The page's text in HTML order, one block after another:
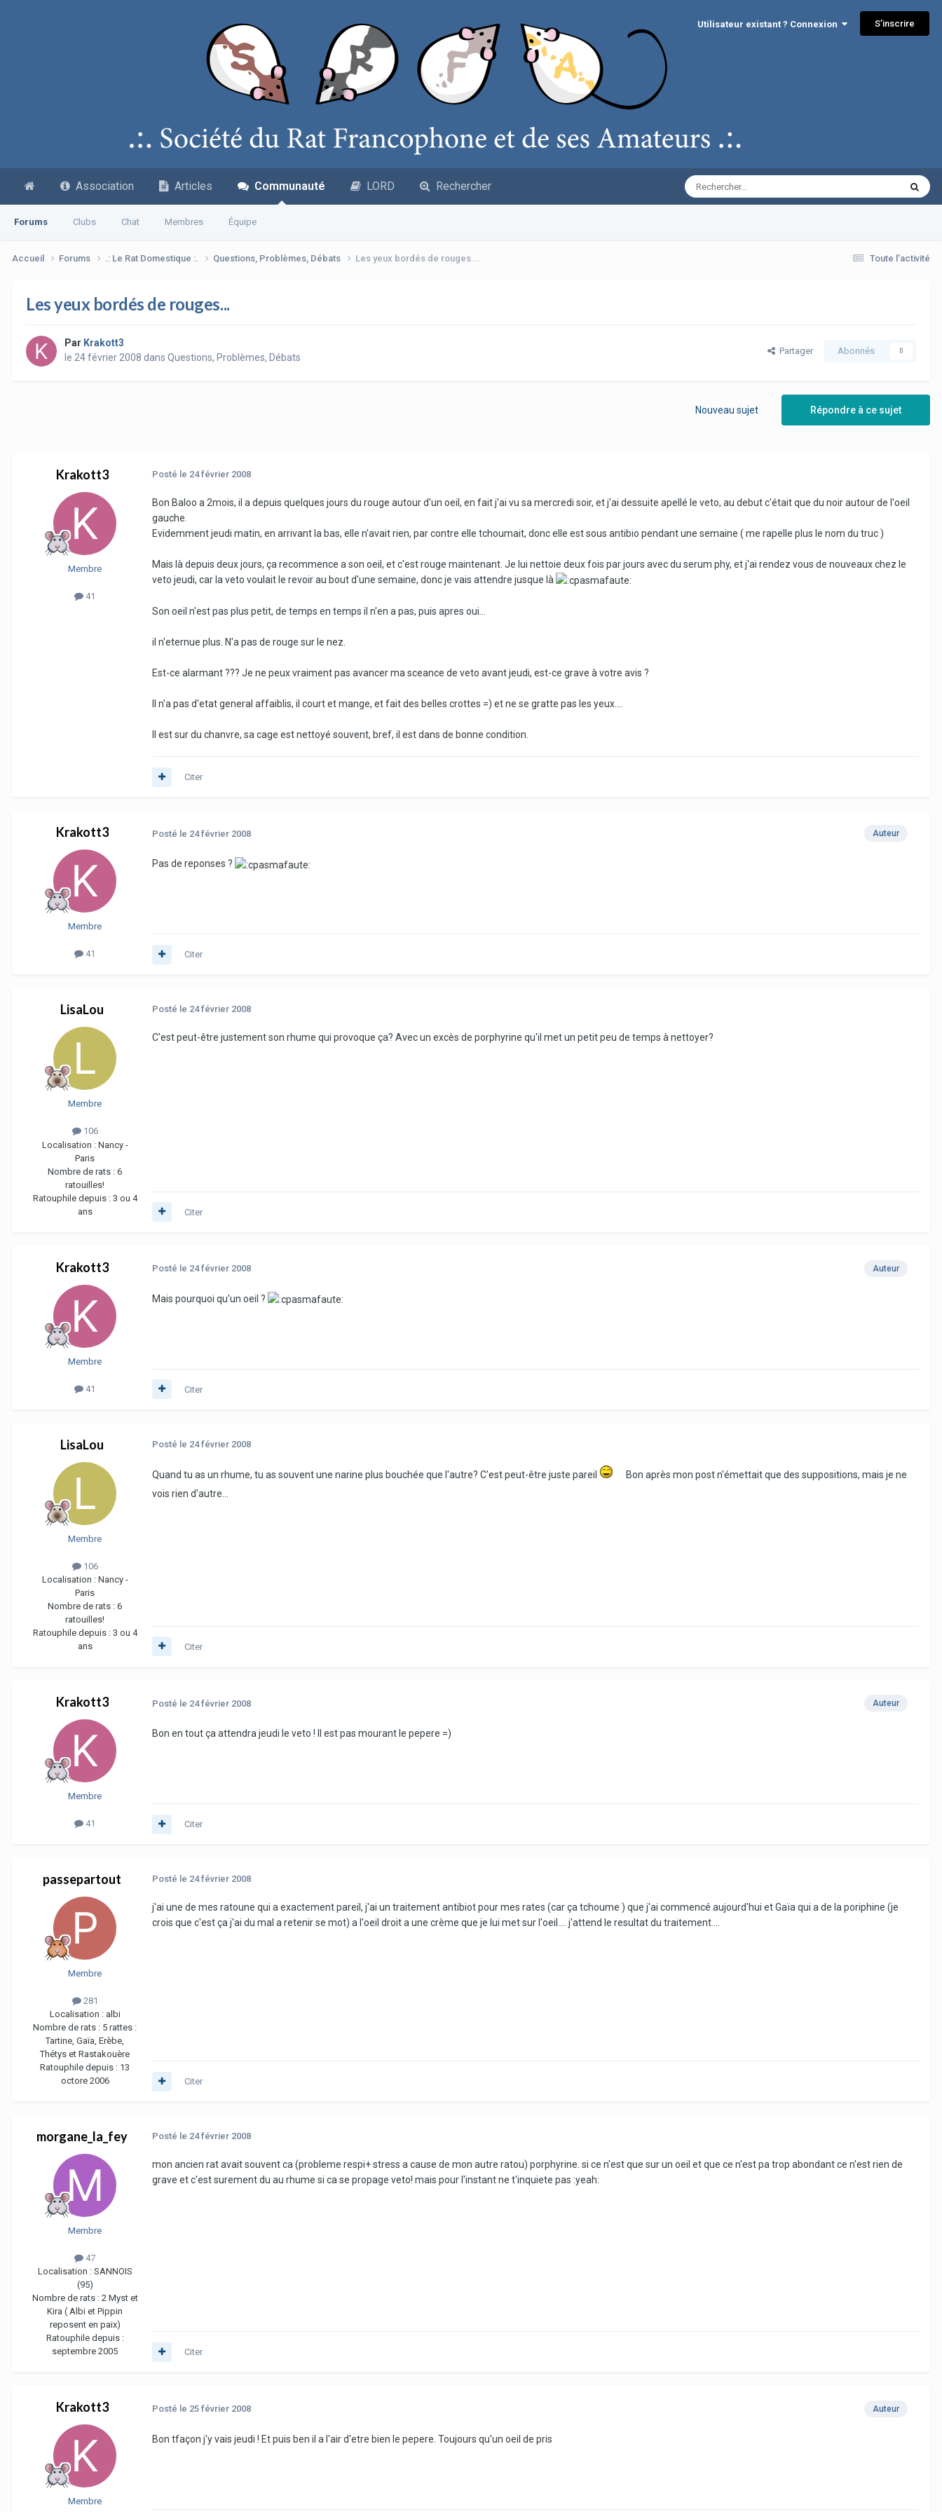
Utilisateur existant ? Connexion S’inscrire
Association Articles Communauté
Forums Clubs Chat Membres Équipe
LORD Rechercher
Toute l’activité
Accueil Forums .: Le Rat Domestique :. Questions, Problèmes, Débats Les yeux bordés de rouges...
Les yeux bordés de rouges...
Par Krakott3
le 24 février 2008 dans Questions, Problèmes, Débats
Partager Abonnés 0
Répondre à ce sujet
Nouveau sujet
Krakott3
Membre
41
Posté le 24 février 2008
Bon Baloo a 2mois, il a depuis quelques jours du rouge autour d'un oeil, en fait j'ai vu sa mercredi soir, et j'ai dessuite apellé le veto, au debut c'était que du noir autour de l'oeil
gauche.
Evidemment jeudi matin, en arrivant la bas, elle n'avait rien, par contre elle tchoumait, donc elle est sous antibio pendant une semaine ( me rapelle plus le nom du truc )
Mais là depuis deux jours, ça recommence a son oeil, et c'est rouge maintenant. Je lui nettoie deux fois par jours avec du serum phy, et j'ai rendez vous de nouveaux chez le
veto jeudi, car la veto voulait le revoir au bout d'une semaine, donc je vais attendre jusque là
Son oeil n'est pas plus petit, de temps en temps il n'en a pas, puis apres oui...
il n'eternue plus. N'a pas de rouge sur le nez.
Est-ce alarmant ??? Je ne peux vraiment pas avancer ma sceance de veto avant jeudi, est-ce grave à votre avis ?
Il n'a pas d'etat general affaiblis, il court et mange, et fait des belles crottes =) et ne se gratte pas les yeux....
Il est sur du chanvre, sa cage est nettoyé souvent, bref, il est dans de bonne condition.
Citer
Krakott3
Membre
41
Auteur
Posté le 24 février 2008
Pas de reponses ?
Citer
LisaLou
Membre
106
Localisation : Nancy -
Paris
Nombre de rats : 6
ratouilles!
Ratouphile depuis : 3 ou 4
ans
Posté le 24 février 2008
C'est peut-être justement son rhume qui provoque ça? Avec un excès de porphyrine qu'il met un petit peu de temps à nettoyer?
Citer
Krakott3
Membre
41
Auteur
Posté le 24 février 2008
Mais pourquoi qu'un oeil ?
Citer
LisaLou
Membre
106
Localisation : Nancy -
Paris
Nombre de rats : 6
ratouilles!
Ratouphile depuis : 3 ou 4
ans
Posté le 24 février 2008
Quand tu as un rhume, tu as souvent une narine plus bouchée que l'autre? C'est peut-être juste pareil
Bon après mon post n'émettait que des suppositions, mais je ne
vois rien d'autre...
Citer
Krakott3
Membre
41
Auteur
Posté le 24 février 2008
Bon en tout ça attendra jeudi le veto ! Il est pas mourant le pepere =)
Citer
passepartout
Membre
281
Localisation : albi
Nombre de rats : 5 rattes :
Tartine, Gaïa, Erèbe,
Thétys et Rastakouère
Ratouphile depuis : 13
octore 2006
Posté le 24 février 2008
j'ai une de mes ratoune qui a exactement pareil, j'ai un traitement antibiot pour mes rates (car ça tchoume ) que j'ai commencé aujourd'hui et Gaïa qui a de la poriphine (je
crois que c'est ça j'ai du mal a retenir se mot) a l'oeil droit a une crème que je lui met sur l'oeil.... j'attend le resultat du traitement....
Citer
morgane_la_fey
Membre
47
Localisation : SANNOIS
(95)
Nombre de rats : 2 Myst et
Kira ( Albi et Pippin
reposent en paix)
Ratouphile depuis :
septembre 2005
Posté le 24 février 2008
mon ancien rat avait souvent ca (probleme respi+ stress a cause de mon autre ratou) porphyrine. si ce n'est que sur un oeil et que ce n'est pa trop abondant ce n'est rien de
grave et c'est surement du au rhume si ca se propage veto! mais pour l'instant ne t'inquiete pas :yeah:
Citer
Krakott3
Membre
Auteur
Posté le 25 février 2008
Bon tfaçon j'y vais jeudi ! Et puis ben il a l'air d'etre bien le pepere. Toujours qu'un oeil de pris